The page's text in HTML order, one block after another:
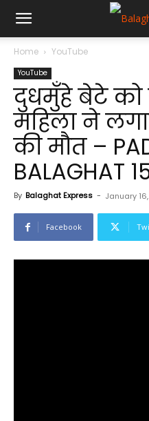
Home YouTube
YouTube
दुधमुँहे बेटे
महिला ने
की मौत –
BALAGHAT
By Balaghat Express - January
Facebook